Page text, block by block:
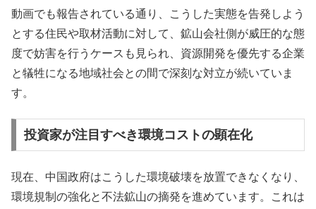
動画でも報告されている通り、こうした実態を告発しよう
とする住民や取材活動に対して、鉱山会社側が威圧的な態
度で妨害を行うケースも見られ、資源開発を優先する企業
と犠牲になる地域社会との間で深刻な対立が続いていま
す。
投資家が注目すべき環境コストの顕在化
現在、中国政府はこうした環境破壊を放置できなくなり、
環境規制の強化と不法鉱山の摘発を進めています。これは